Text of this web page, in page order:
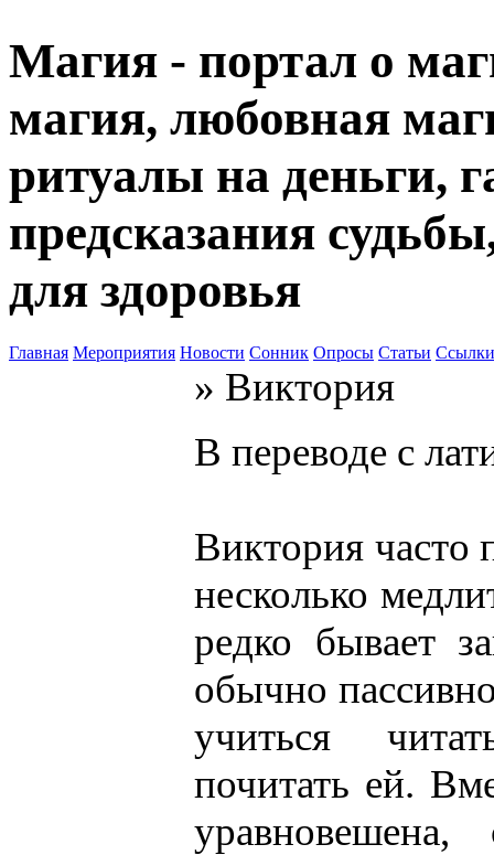
Магия - портал о
магия, любовная
ритуалы на деньги,
предсказания
для здоровья
Главная Мероприятия Новости Сонник Опросы Статьи Ссылки
» Виктория
В переводе с
Виктория часто
несколько
редко бывает
обычно
учиться
почитать ей.